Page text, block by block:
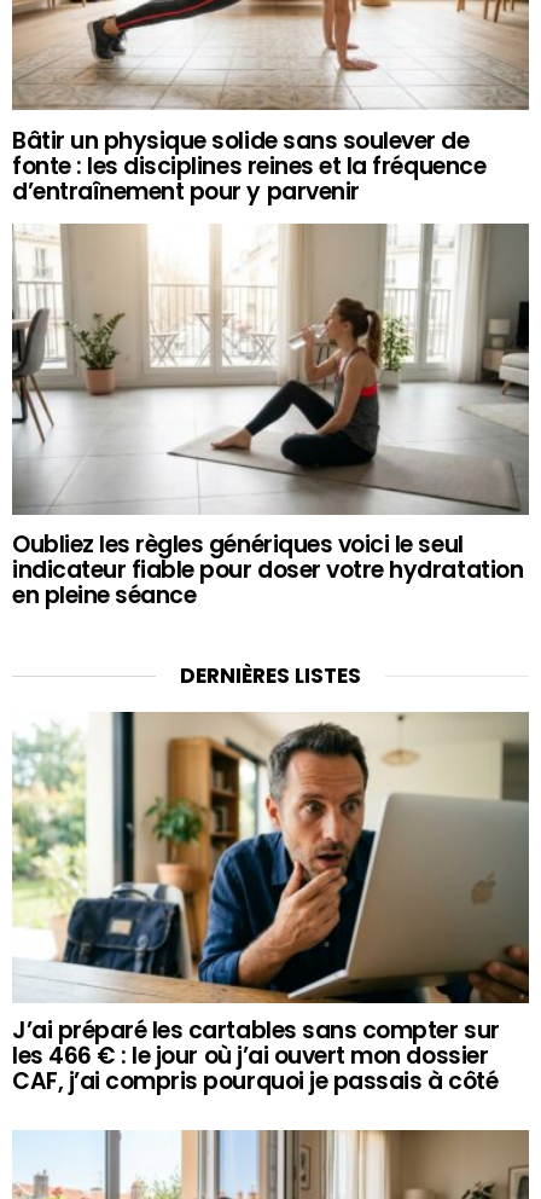
Bâtir un physique solide sans soulever de
fonte : les disciplines reines et la fréquence
d’entraînement pour y parvenir
Oubliez les règles génériques voici le seul
indicateur fiable pour doser votre hydratation
en pleine séance
DERNIÈRES LISTES
J’ai préparé les cartables sans compter sur
les 466 € : le jour où j’ai ouvert mon dossier
CAF, j’ai compris pourquoi je passais à côté